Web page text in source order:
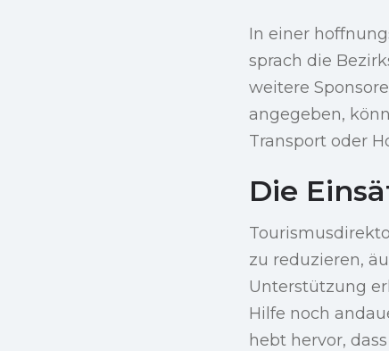
In einer
sprach die
weitere
angegeben,
Transport oder
Die
zu reduzieren,
Unterstützung
Hilfe noch
hebt hervor,